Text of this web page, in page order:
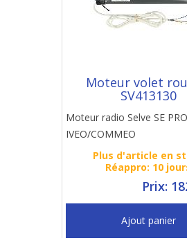
Moteur volet
SV413130
Moteur radio Selve SE
IVEO/COMMEO
Plus d'article en
Réappro: 10
Prix:
Ajout panier